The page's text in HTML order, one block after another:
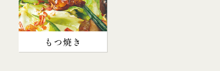
もつ焼き